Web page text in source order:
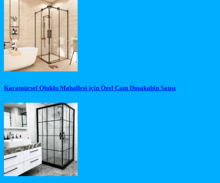
Karamürsel Oluklu Mahallesi için Özel Cam Duşakabin Satışı